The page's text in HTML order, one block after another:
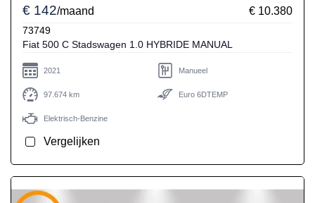
€ 142/maand € 10.380
73749
Fiat 500 C Stadswagen 1.0 HYBRIDE MANUAL
2021 Manueel
97.674 km Euro 6DTEMP
Elektrisch-Benzine
Vergelijken